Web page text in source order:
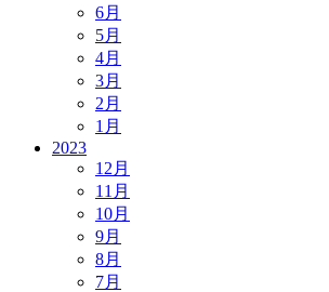
6月
5月
4月
3月
2月
1月
2023
12月
11月
10月
9月
8月
7月